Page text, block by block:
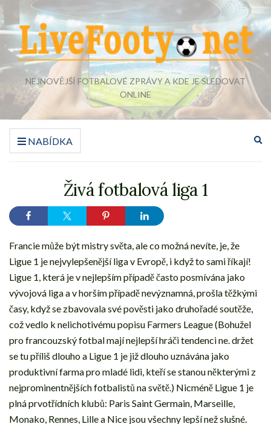
NEJNOVĚJŠÍ FOTBALOVÉ ZPRÁVY A KDE JE SLEDOVAT
ONLINE
NABÍDKA
Živá fotbalová liga 1
Francie může být mistry světa, ale co možná nevíte, je, že
Ligue 1 je nejvylepšenější liga v Evropě, i když to sami říkají!
Ligue 1, která je v nejlepším případě často posmívána jako
vývojová liga a v horším případě nevýznamná, prošla těžkými
časy, když se zbavovala své pověsti jako druhořadé soutěže,
což vedlo k nelichotivému popisu Farmers League (Bohužel
pro francouzský fotbal mají nejlepší hráči tendenci ne. držet
se tu příliš dlouho a Ligue 1 je již dlouho uznávána jako
produktivní farma pro mladé lidi, kteří se stanou některými z
nejprominentnějších fotbalistů na světě.) Nicméně Ligue 1 je
plná prvotřídních klubů: Paris Saint Germain, Marseille,
Monako, Rennes, Lille a Nice jsou všechny lepší než slušné.